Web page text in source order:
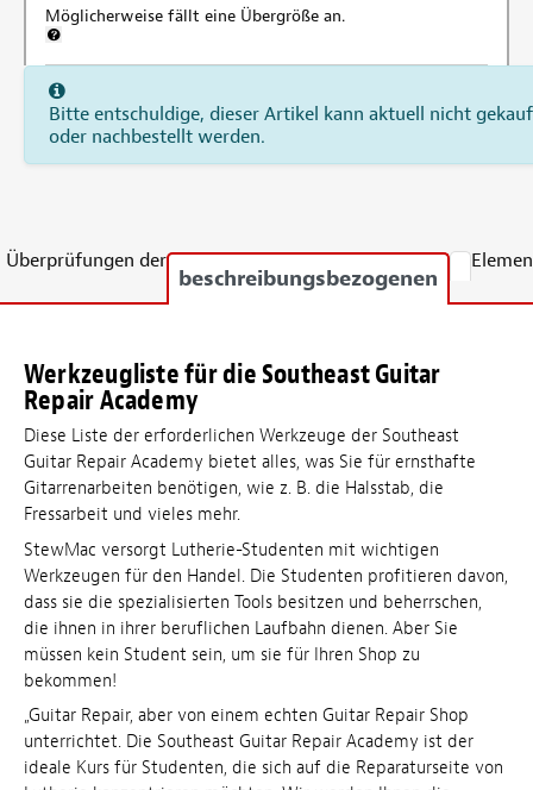
Möglicherweise fällt eine Übergröße an.
Bitte entschuldige, dieser Artikel kann aktuell nicht
oder nachbestellt werden.
Überprüfungen der
beschreibungsbezogenen
Werkzeugliste für die Southeast Guitar
Repair Academy
Diese Liste der erforderlichen Werkzeuge der Southeast
Guitar Repair Academy bietet alles, was Sie für ernsthafte
Gitarrenarbeiten benötigen, wie z. B. die Halsstab, die
Fressarbeit und vieles mehr.
StewMac versorgt Lutherie-Studenten mit wichtigen
Werkzeugen für den Handel. Die Studenten profitieren davon,
dass sie die spezialisierten Tools besitzen und beherrschen,
die ihnen in ihrer beruflichen Laufbahn dienen. Aber Sie
müssen kein Student sein, um sie für Ihren Shop zu
bekommen!
„Guitar Repair, aber von einem echten Guitar Repair Shop
unterrichtet. Die Southeast Guitar Repair Academy ist der
ideale Kurs für Studenten, die sich auf die Reparaturseite von